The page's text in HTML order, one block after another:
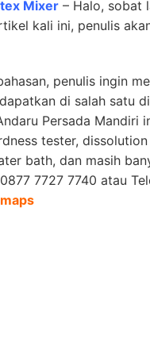
Mixer – Halo, sobat
kali ini, penulis
penulis ingin
di salah satu
Persada Mandiri
tester,
bath, dan masih
7727 7740 atau